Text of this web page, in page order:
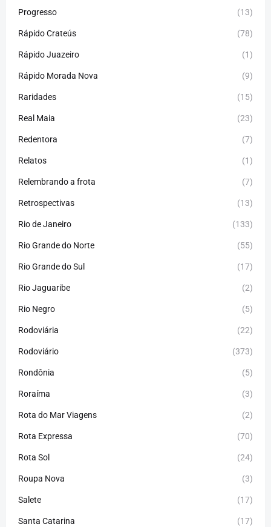
Progresso (13)
Rápido Crateús (78)
Rápido Juazeiro (1)
Rápido Morada Nova (9)
Raridades (15)
Real Maia (23)
Redentora (7)
Relatos (1)
Relembrando a frota (7)
Retrospectivas (13)
Rio de Janeiro (133)
Rio Grande do Norte (55)
Rio Grande do Sul (17)
Rio Jaguaribe (2)
Rio Negro (5)
Rodoviária (22)
Rodoviário (373)
Rondônia (5)
Roraíma (3)
Rota do Mar Viagens (2)
Rota Expressa (70)
Rota Sol (24)
Roupa Nova (3)
Salete (17)
Santa Catarina (17)